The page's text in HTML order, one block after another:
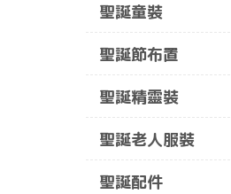
聖誕童裝
聖誕節布置
聖誕精靈裝
聖誕老人服裝
聖誕配件